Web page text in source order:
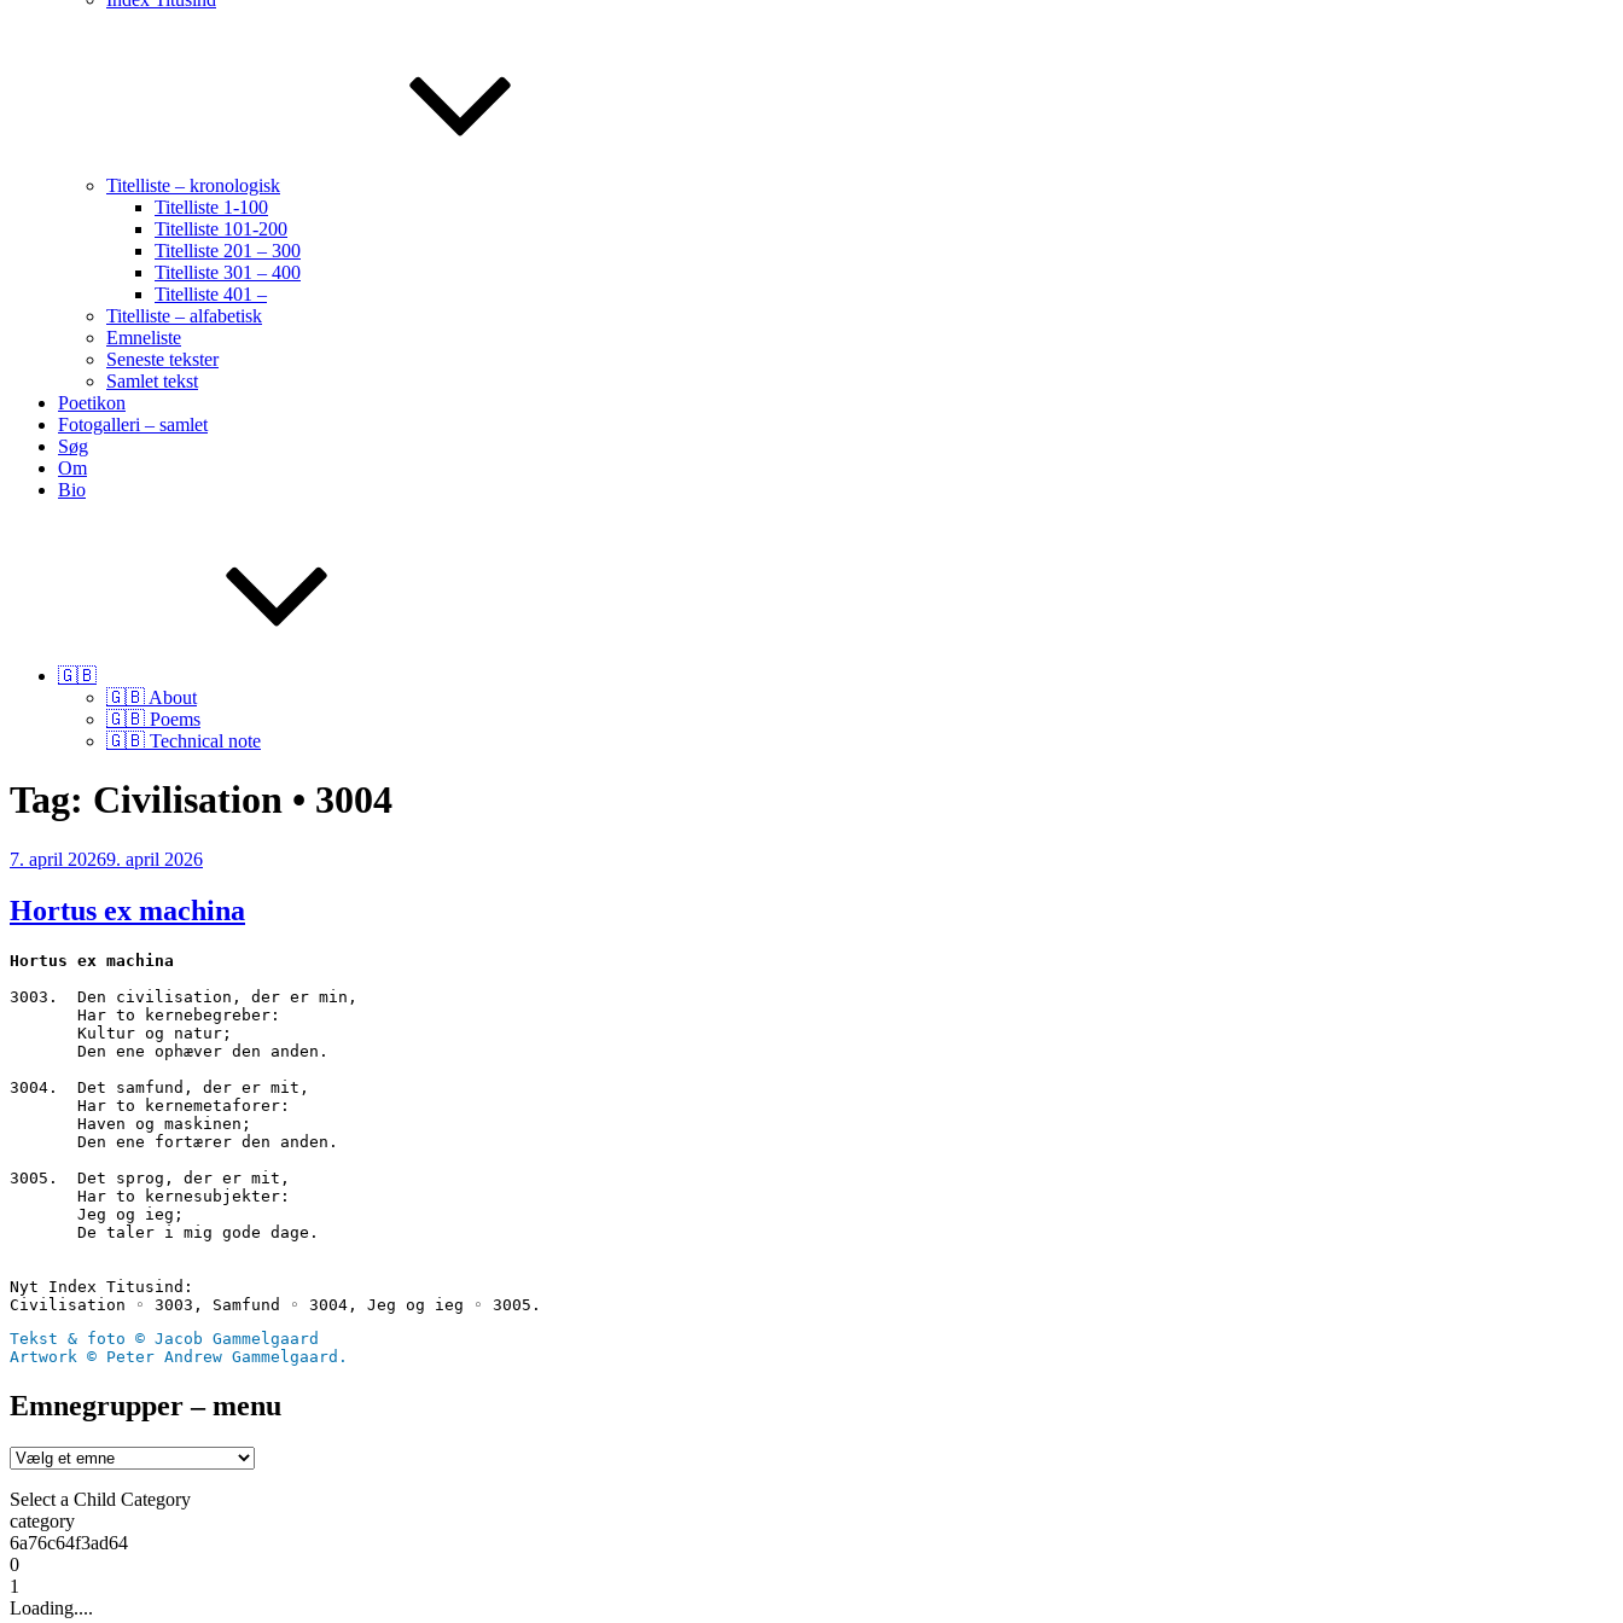
Titelliste – kronologisk
Titelliste 1-100
Titelliste 101-200
Titelliste 201 – 300
Titelliste 301 – 400
Titelliste 401 –
Titelliste – alfabetisk
Emneliste
Seneste tekster
Samlet tekst
Poetikon
Fotogalleri – samlet
Søg
Om
Bio
🇬🇧
🇬🇧 About
🇬🇧 Poems
🇬🇧 Technical note
Tag: Civilisation • 3004
Udgivet
7. april 20269. april 2026
Hortus ex machina
Hortus ex machina
3003.  Den civilisation, der er min,
       Har to kernebegreber:
       Kultur og natur;
       Den ene ophæver den anden.
3004.  Det samfund, der er mit,
       Har to kernemetaforer:
       Haven og maskinen;
       Den ene fortærer den anden.
3005.  Det sprog, der er mit,
       Har to kernesubjekter:
       Jeg og ieg;
       De taler i mig gode dage.
Nyt Index Titusind:
Civilisation ◦ 3003, Samfund ◦ 3004, Jeg og ieg ◦ 3005.
Tekst & foto © Jacob Gammelgaard
Artwork © Peter Andrew Gammelgaard.
Emnegrupper – menu
Select a Child Category
category
6a76c64f3ad64
0
1
Loading....